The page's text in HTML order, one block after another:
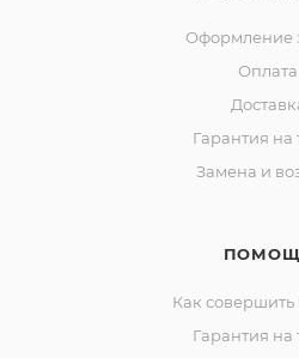
Оформление
Оплата
Гарантия на
Замена и
Как совершить
Гарантия на